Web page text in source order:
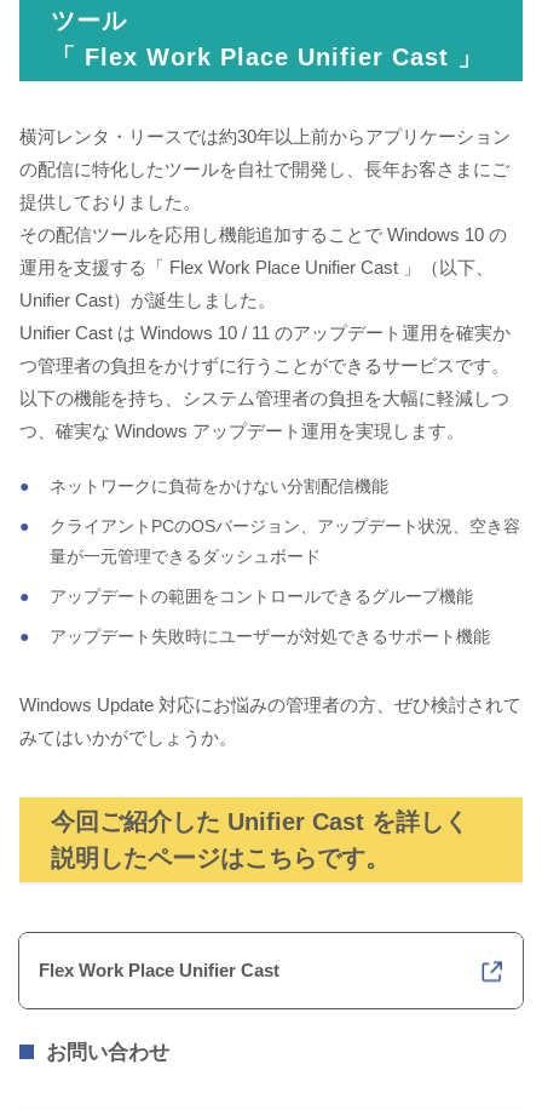
ツール
「 Flex Work Place Unifier Cast 」
横河レンタ・リースでは約30年以上前からアプリケーション
の配信に特化したツールを自社で開発し、長年お客さまにご
提供しておりました。
その配信ツールを応用し機能追加することで Windows 10 の
運用を支援する「 Flex Work Place Unifier Cast 」（以下、
Unifier Cast）が誕生しました。
Unifier Cast は Windows 10 / 11 のアップデート運用を確実か
つ管理者の負担をかけずに行うことができるサービスです。
以下の機能を持ち、システム管理者の負担を大幅に軽減しつ
つ、確実な Windows アップデート運用を実現します。
ネットワークに負荷をかけない分割配信機能
クライアントPCのOSバージョン、アップデート状況、空き容
量が一元管理できるダッシュボード
アップデートの範囲をコントロールできるグループ機能
アップデート失敗時にユーザーが対処できるサポート機能
Windows Update 対応にお悩みの管理者の方、ぜひ検討されて
みてはいかがでしょうか。
今回ご紹介した Unifier Cast を詳しく
説明したページはこちらです。
Flex Work Place Unifier Cast
お問い合わせ